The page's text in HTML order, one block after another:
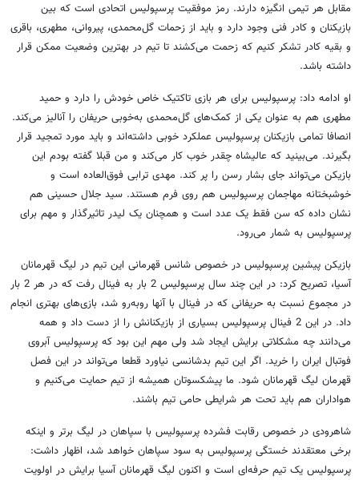
مقابل هر تیمی انگیزه دارند. رمز موفقیت پرسپولیس اتحادی است که بین
بازیکنان و کادر فنی وجود دارد و باید از زحمات گل‌محمدی، پیروانی، مطهری، باقری
و بقیه کادر تشکر کنیم که زحمت می‌کشند تا تیم در بهترین وضعیت ممکن قرار
داشته باشد.
او ادامه داد: پرسپولیس برای هر بازی تاکتیک خاص خودش را دارد و حمید
مطهری هم به عنوان یکی از کمک‌های گل‌محمدی به‌خوبی حریفان را آنالیز می‌کند.
انصافا تمامی بازیکنان پرسپولیس عملکرد خوبی داشته‌اند و باید مورد تمجید قرار
بگیرند. می‌بینید که عالیشاه چقدر خوب کار می‌کند و من قبلا گفته بودم این
بازیکن می‌تواند جای بشار رسن را پر کند. مهدی ترابی فوق‌العاده است و
خوشبختانه مهاجمان پرسپولیس هم روی فرم هستند. سید جلال حسینی هم
نشان داده که سن فقط یک عدد است و همچنان یک لیدر تاثیرگذار و مهم برای
پرسپولیس به شمار می‌رود.
بازیکن پیشین پرسپولیس در خصوص شانس قهرمانی این تیم در لیگ قهرمانان
آسیا، تصریح کرد: در این چند سال پرسپولیس 2 بار به فینال رفت که در هر 2 بار
در مجموع نسبت به حریفانی که در فینال با آنها روبه‌رو شد، بازی‌های بهتری انجام
داد. در این 2 فینال پرسپولیس بسیاری از بازیکنانش را از دست داد و همه
می‌دانند چه مشکلاتی برایش ایجاد شد ولی مهم این بود که پرسپولیس آبروی
فوتبال ایران را خرید. اگر این تیم بدشانسی نیاورد قطعا می‌تواند در این فصل
قهرمان لیگ قهرمانان شود. ما پیشکسوتان همیشه از تیم حمایت می‌کنیم و
هواداران هم باید تحت هر شرایطی حامی تیم باشند.
شاهرودی در خصوص رقابت فشرده پرسپولیس با سپاهان در لیگ برتر و اینکه
برخی معتقدند خستگی پرسپولیس به سود سپاهان خواهد شد، اظهار داشت:
پرسپولیس یک تیم حرفه‌ای است و اکنون لیگ قهرمانان آسیا برایش در اولویت